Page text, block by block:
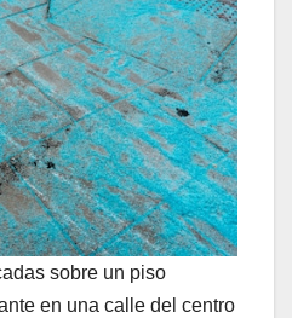
sobre un piso
en una calle del centro